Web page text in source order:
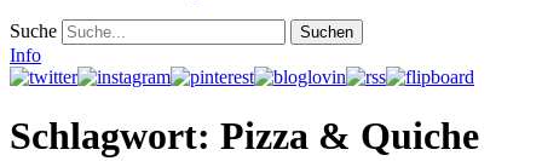
Suche
Info
Schlagwort: Pizza & Quiche